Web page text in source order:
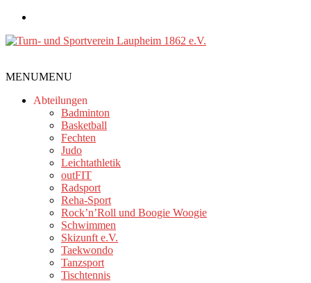
Zum
springen
und
Sportverein
Laupheim
MENUMENU
Abteilungen
Badminton
Basketball
Fechten
Judo
Leichtathletik
outFIT
Radsport
Reha-Sport
Rock’n’Roll und Boogie Woogie
Schwimmen
Skizunft e.V.
Taekwondo
Tanzsport
Tischtennis